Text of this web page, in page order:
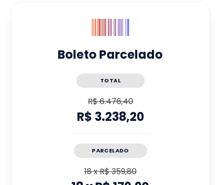
Boleto Parcelado
TOTAL
R$ 6.476,40
R$ 3.238,20
PARCELADO
18xR$ 359,80